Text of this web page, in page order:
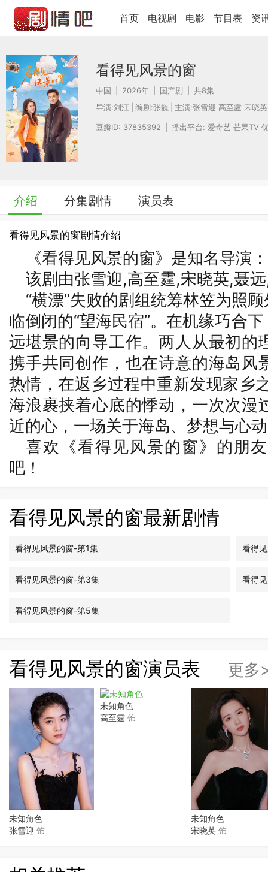
首页 电视剧 电影 节目表 资
看得见风景的窗
中国 2026年 国产剧
共8集
导演:刘江 编剧:张巍 主演:张雪迎 高至霆 宋晓英
豆瓣ID: 37835392 播出平台: 爱奇艺 芒果TV
介绍 分集剧情 演员表
看得见风景的窗剧情介绍
《看得见风景的窗》是知名导演
该剧由张雪迎,高至霆,宋晓英,聂
“横漂”失败的剧组统筹林笠为照
临倒闭的“望海民宿”。在机缘巧合
远堪景的向导工作。两人从最初的
携手共同创作，也在诗意的海岛风
热情，在返乡过程中重新发现
海浪裹挟着心底的悸动，一次次漫
近的心，一场关于海岛、梦想与心
喜欢《看得见风景的窗》的朋
吧！
看得见风景的窗最新剧情
看得见风景的窗-第1集 看得
看得见风景的窗-第3集 看得
看得见风景的窗-第5集
看得见风景的窗演员表 更多
未知角色
张雪迎 饰
未知角色
高至霆 饰
未知角色
宋晓英 饰